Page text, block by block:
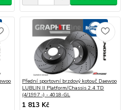
Přední sportovní brzdový kotouč Daewoo
LUBLIN II Platform/Chassis 2.4 TD
(4/1997 -) - 4018-GL
1 813 Kč